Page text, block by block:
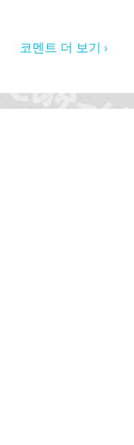
코멘트 더 보기 ›